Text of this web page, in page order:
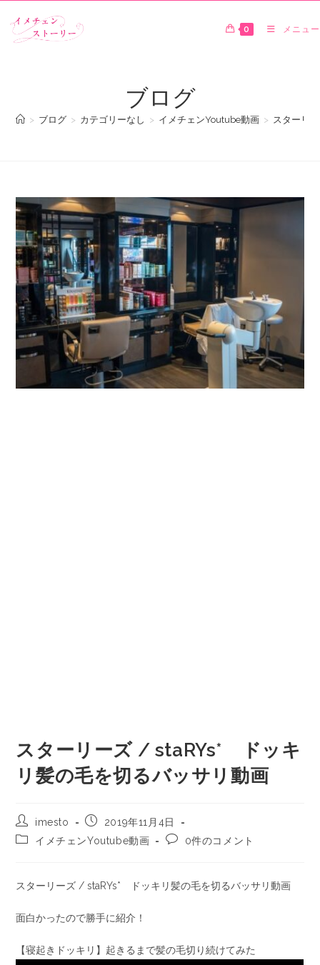
0 メニュー
ブログ
> ブログ > カテゴリーなし > イメチェンYoutube動画 > スターリ
スターリーズ / staRYs* ドッキ
リ髪の毛を切るバッサリ動画
imesto
2019年11月4日
イメチェンYoutube動画
0件のコメント
スターリーズ / staRYs* ドッキリ髪の毛を切るバッサリ動画
面白かったので勝手に紹介！
【寝起きドッキリ】起きるまで髪の毛切り続けてみた